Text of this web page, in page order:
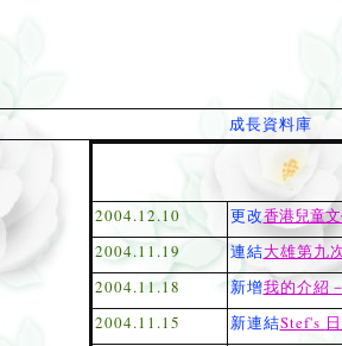
成長資料庫
2004.12.10 更改香港兒童
2004.11.19
連結大雄第九
2004.11.18
新增我的介紹
2004.11.15
新連結Stef's